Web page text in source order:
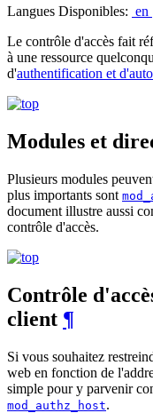
Langues Disponibles: en
Le contrôle d'accès fait
à une ressource
d'authentification et
Modules et
Plusieurs modules
plus importants sont
document illustre aussi
contrôle d'accès.
Contrôle
client ¶
Si vous souhaitez
web en fonction de
simple pour y parvenir
mod_authz_host.